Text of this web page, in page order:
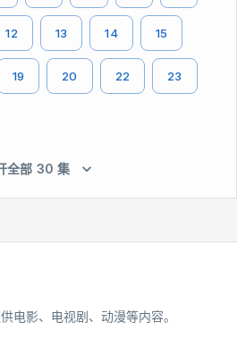
12 13 14 15
19 20 22 23
全部 30 集
电影、电视剧、动漫等内容。